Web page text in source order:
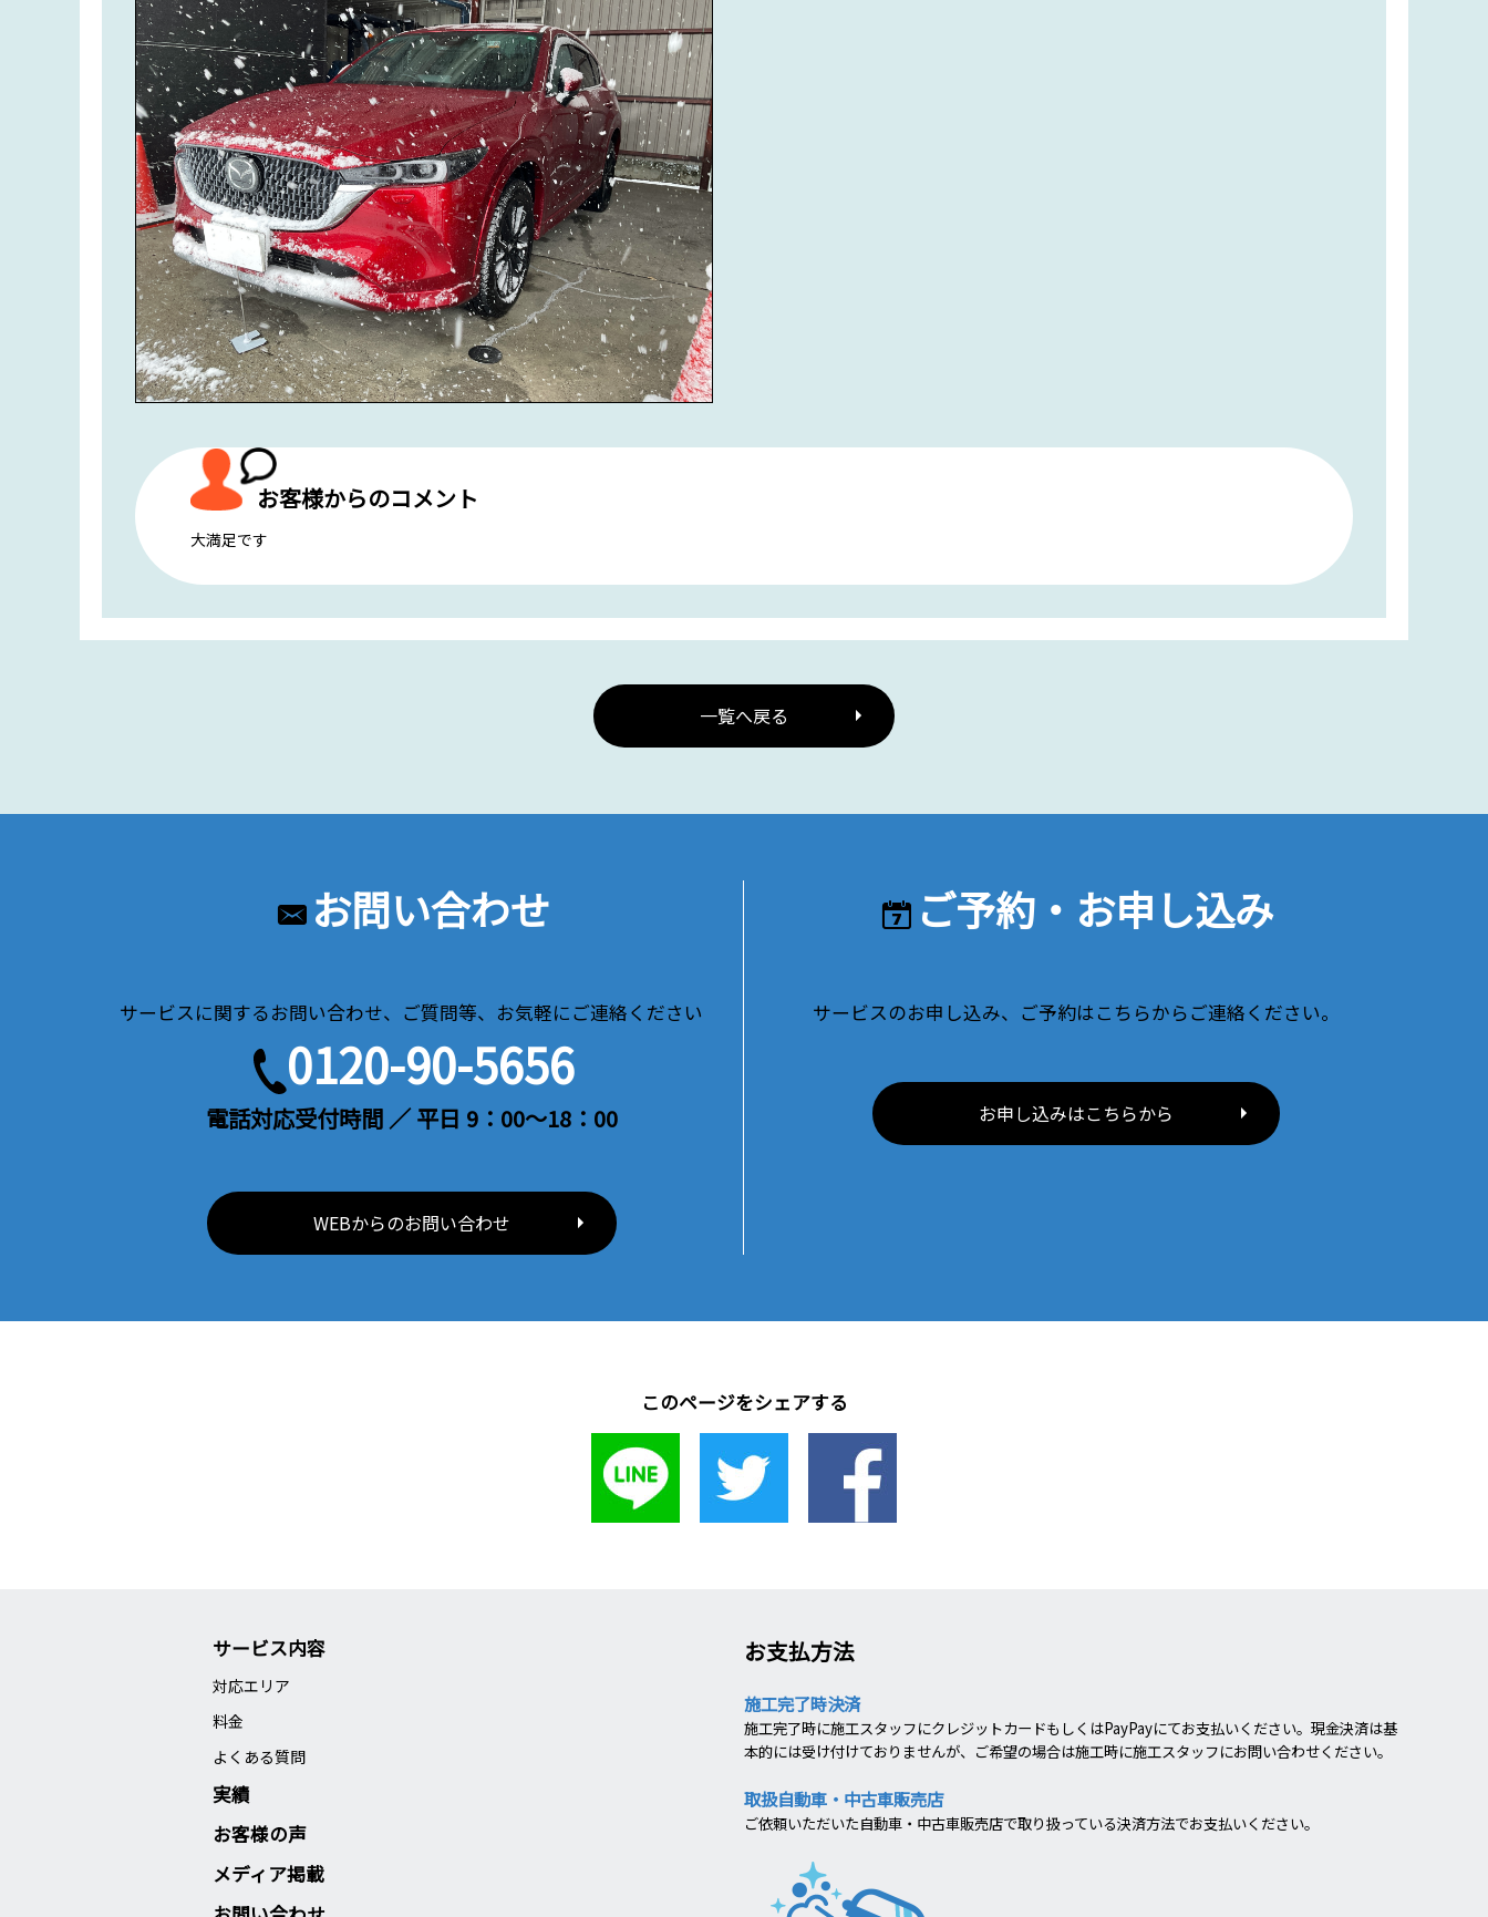
お客様からのコメント
大満足です
一覧へ戻る
お問い合わせ
サービスに関するお問い合わせ、ご質問等、お気軽にご連絡ください
0120-90-5656
電話対応受付時間 ／ 平日 9：00～18：00
WEBからのお問い合わせ
ご予約・お申し込み
サービスのお申し込み、ご予約はこちらからご連絡ください。
お申し込みはこちらから
このページをシェアする
サービス内容
対応エリア
料金
よくある質問
実績
お客様の声
メディア掲載
お支払方法
施工完了時決済
施工完了時に施工スタッフにクレジットカードもしくはPayPayにてお支払いください。現金決済は基
本的には受け付けておりませんが、ご希望の場合は施工時に施工スタッフにお問い合わせください。
取扱自動車・中古車販売店
ご依頼いただいた自動車・中古車販売店で取り扱っている決済方法でお支払いください。